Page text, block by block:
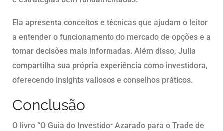
Ela apresenta conceitos e técnicas que ajudam o leitor
a entender o funcionamento do mercado de opções e a
tomar decisões mais informadas. Além disso, Julia
compartilha sua própria experiência como investidora,
oferecendo insights valiosos e conselhos práticos.
Conclusão
O livro “O Guia do Investidor Azarado para o Trade de